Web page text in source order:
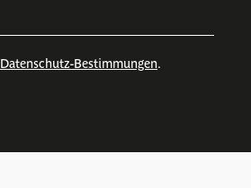
Datenschutz-Bestimmungen.